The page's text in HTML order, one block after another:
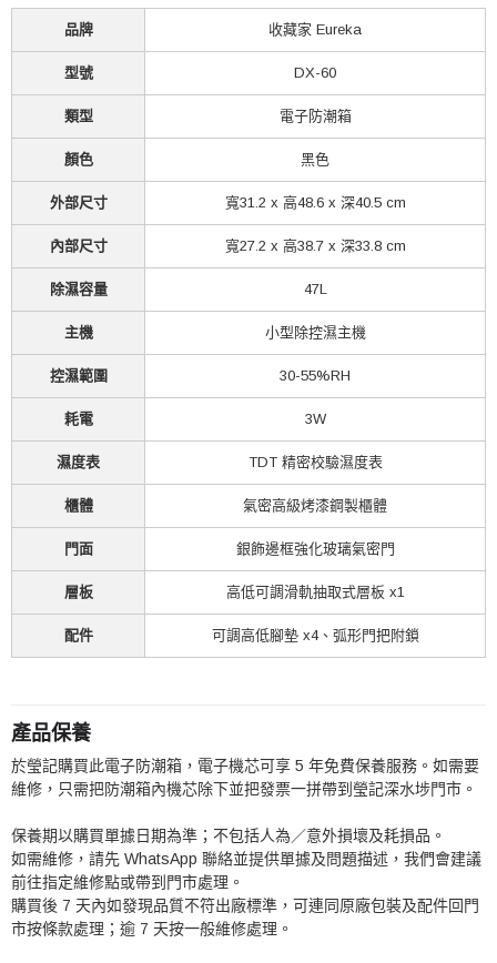
品牌 收藏家 Eureka
型號 DX-60
類型 電子防潮箱
顏色 黑色
外部尺寸 寬31.2 x 高48.6 x 深40.5 cm
內部尺寸 寬27.2 x 高38.7 x 深33.8 cm
除濕容量 47L
主機 小型除控濕主機
控濕範圍 30-55%RH
耗電 3W
濕度表 TDT 精密校驗濕度表
櫃體 氣密高級烤漆鋼製櫃體
門面 銀飾邊框強化玻璃氣密門
層板 高低可調滑軌抽取式層板 x1
配件 可調高低腳墊 x4、弧形門把附鎖
產品保養
於瑩記購買此電子防潮箱，電子機芯可享 5 年免費保養服務。如需要
維修，只需把防潮箱內機芯除下並把發票一拼帶到瑩記深水埗門市。
保養期以購買單據日期為準；不包括人為／意外損壞及耗損品。
如需維修，請先 WhatsApp 聯絡並提供單據及問題描述，我們會建議
前往指定維修點或帶到門市處理。
購買後 7 天內如發現品質不符出廠標準，可連同原廠包裝及配件回門
市按條款處理；逾 7 天按一般維修處理。